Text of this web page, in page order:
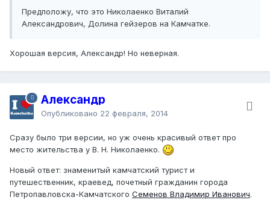
Предположу, что это Николаенко Виталий
Александрович, Долина гейзеров на Камчатке.
Хорошая версия, Александр! Но неверная.
Александр
Опубликовано 22 февраля, 2014
Сразу было три версии, но уж очень красивый ответ про
место жительства у В. Н. Николаенко.
Новый ответ: знаменитый камчатский турист и
путешественник, краевед, почетный гражданин города
Петропавловска-Камчатского Семенов Владимир Иванович.